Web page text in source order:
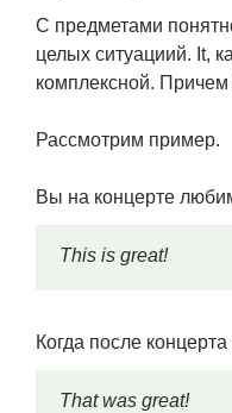
С предметами
целых ситуациий. It,
комплексной.
Рассмотрим пример.
Вы на концерте
This is great!
Когда после
That was great!